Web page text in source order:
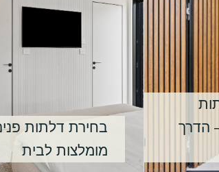
הדרך
בחירת דלתות
מומלצות לבית